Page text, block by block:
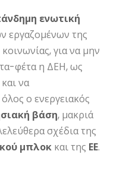
ενωτική
εργαζομένων της
για να μην
φέτα η ΔΕΗ, ως
και να
όλος ο ενεργειακός
βάση, μακριά
σχέδια της
μπλοκ και της ΕΕ.